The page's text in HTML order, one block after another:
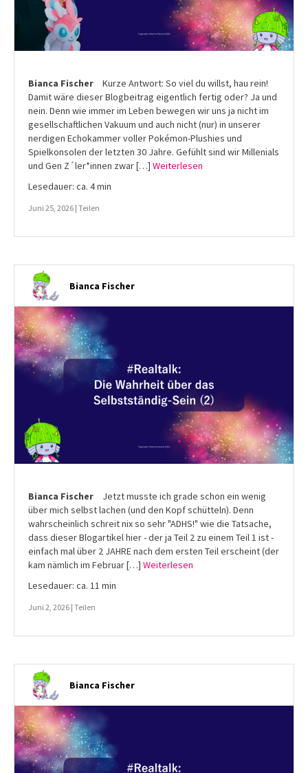
Bianca Fischer
Kurze Antwort: So viel du willst, hau rein!
Damit wäre dieser Blogbeitrag eigentlich fertig oder? Ja und
nein. Denn wie immer im Leben bewegen wir uns ja nicht im
gesellschaftlichen Vakuum und auch nicht (nur) in unserer
nerdigen Echokammer voller Pokémon-Plushies und
Spielkonsolen der letzten 30 Jahre. Gefühlt sind wir Millenials
und Gen Z´ler*innen zwar […] Weiterlesen
Lesedauer: ca. 4 min
Juni 25, 2026 | Teilen
Bianca Fischer
Bianca Fischer
Jetzt musste ich grade schon ein wenig
über mich selbst lachen (und den Kopf schütteln). Denn
wahrscheinlich schreit nix so sehr "ADHS!" wie die Tatsache,
dass dieser Blogartikel hier - der ja Teil 2 zu einem Teil 1 ist -
einfach mal über 2 JAHRE nach dem ersten Teil erscheint (der
kam nämlich im Februar […] Weiterlesen
Lesedauer: ca. 11 min
Juni 2, 2026 | Teilen
Bianca Fischer